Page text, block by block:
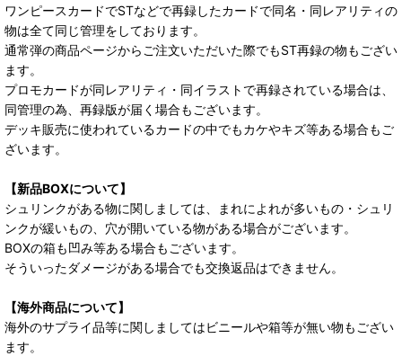
ワンピースカードでSTなどで再録したカードで同名・同レアリティの
物は全て同じ管理をしております。
通常弾の商品ページからご注文いただいた際でもST再録の物もござい
ます。
プロモカードが同レアリティ・同イラストで再録されている場合は、
同管理の為、再録版が届く場合もございます。
デッキ販売に使われているカードの中でもカケやキズ等ある場合もご
ざいます。
【新品BOXについて】
シュリンクがある物に関しましては、まれによれが多いもの・シュリ
ンクが緩いもの、穴が開いている物がある場合がございます。
BOXの箱も凹み等ある場合もございます。
そういったダメージがある場合でも交換返品はできません。
【海外商品について】
海外のサプライ品等に関しましてはビニールや箱等が無い物もござい
ます。